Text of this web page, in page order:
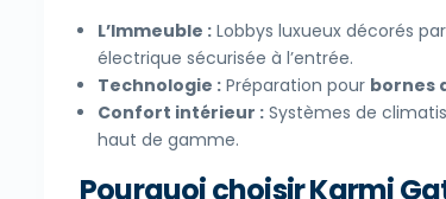
L’Immeuble : Lobbys luxueux décorés
électrique sécurisée à l’entrée.
Technologie : Préparation pour bornes
Confort intérieur : Systèmes de
haut de gamme.
Pourquoi choisir Karmi